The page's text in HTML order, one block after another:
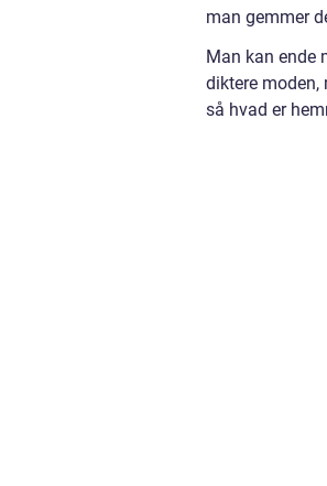
man gemmer
Man kan ende
diktere moden,
så hvad er